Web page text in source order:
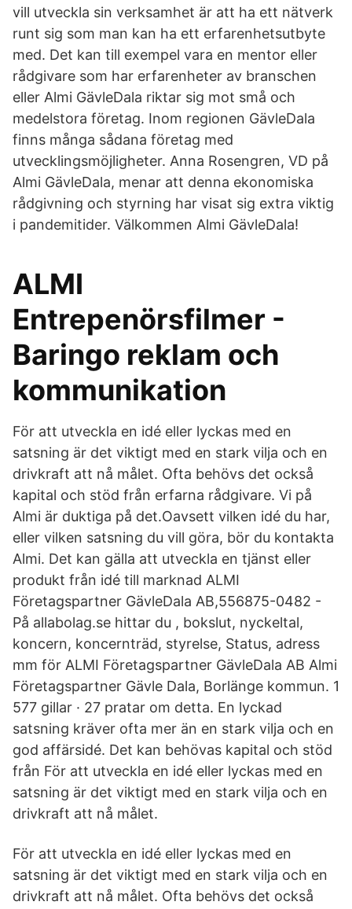
vill utveckla sin verksamhet är att ha ett nätverk
runt sig som man kan ha ett erfarenhetsutbyte
med. Det kan till exempel vara en mentor eller
rådgivare som har erfarenheter av branschen
eller Almi GävleDala riktar sig mot små och
medelstora företag. Inom regionen GävleDala
finns många sådana företag med
utvecklingsmöjligheter. Anna Rosengren, VD på
Almi GävleDala, menar att denna ekonomiska
rådgivning och styrning har visat sig extra viktig
i pandemitider. Välkommen Almi GävleDala!
ALMI
Entrepenörsfilmer -
Baringo reklam och
kommunikation
För att utveckla en idé eller lyckas med en
satsning är det viktigt med en stark vilja och en
drivkraft att nå målet. Ofta behövs det också
kapital och stöd från erfarna rådgivare. Vi på
Almi är duktiga på det.Oavsett vilken idé du har,
eller vilken satsning du vill göra, bör du kontakta
Almi. Det kan gälla att utveckla en tjänst eller
produkt från idé till marknad ALMI
Företagspartner GävleDala AB,556875-0482 -
På allabolag.se hittar du , bokslut, nyckeltal,
koncern, koncernträd, styrelse, Status, adress
mm för ALMI Företagspartner GävleDala AB Almi
Företagspartner Gävle Dala, Borlänge kommun. 1
577 gillar · 27 pratar om detta. En lyckad
satsning kräver ofta mer än en stark vilja och en
god affärsidé. Det kan behövas kapital och stöd
från För att utveckla en idé eller lyckas med en
satsning är det viktigt med en stark vilja och en
drivkraft att nå målet.
För att utveckla en idé eller lyckas med en
satsning är det viktigt med en stark vilja och en
drivkraft att nå målet. Ofta behövs det också